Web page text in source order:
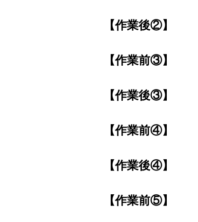
【作業後②】
【作業前③】
【作業後③】
【作業前④】
【作業後④】
【作業前⑤】